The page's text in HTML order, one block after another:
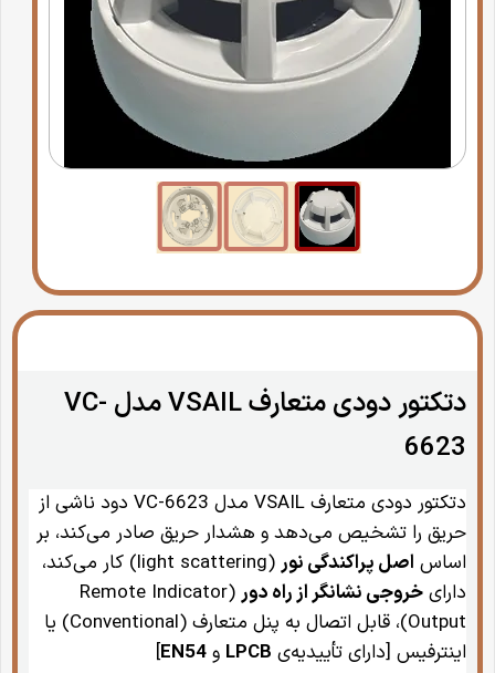
دتکتور دودی متعارف VSAIL مدل VC-
6623
دتکتور دودی متعارف VSAIL مدل VC-6623 دود ناشی از
حریق را تشخیص می‌دهد و هشدار حریق صادر می‌کند، بر
اساس اصل پراکندگی نور
(light scattering) کار می‌کند،
دارایخروجی نشانگر از راه دور (Remote Indicator
Output)، قابل اتصال به پنل متعارف (Conventional) یا
اینترفیس [دارای تأییدیه‌ی LPCB وEN54
]